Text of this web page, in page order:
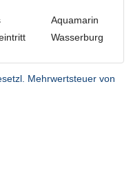
Aquamarin
Wasserburg
Mehrwertsteuer von